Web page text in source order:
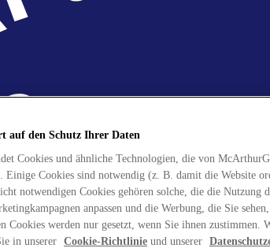
auf den Schutz Ihrer Daten
Cookies und ähnliche Technologien, die von
Einige Cookies sind notwendig (z. B. damit die Website
notwendigen Cookies gehören solche, die die Nutzung
anpassen und die Werbung, die Sie
Cookies werden nur gesetzt, wenn Sie ihnen zustimmen.
in unserer Cookie-Richtlinie und unserer